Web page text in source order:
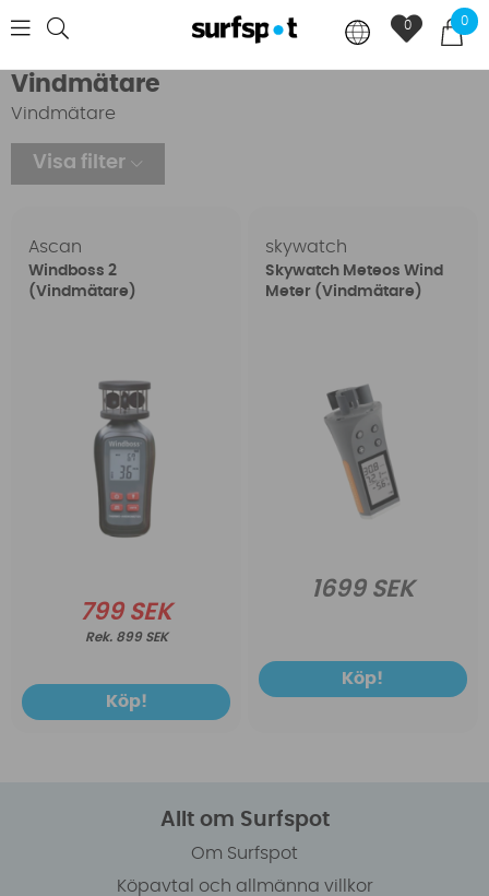
0
0
Vindmätare
Vindmätare
Visa filter
Ascan
Windboss 2
(Vindmätare)
799 SEK
899 SEK
Köp!
skywatch
Skywatch Meteos Wind
Meter (Vindmätare)
1699 SEK
Köp!
Allt om Surfspot
Om Surfspot
Köpavtal och allmänna villkor